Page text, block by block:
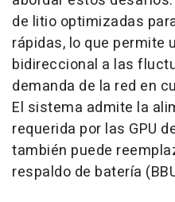
de litio optimizadas
rápidas, lo que permite
bidireccional a las
demanda de la red en
El sistema admite la
requerida por las GPU
también puede
respaldo de batería